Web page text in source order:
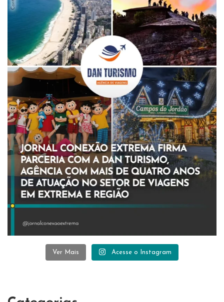
Ver Mais Acesse o Instagram